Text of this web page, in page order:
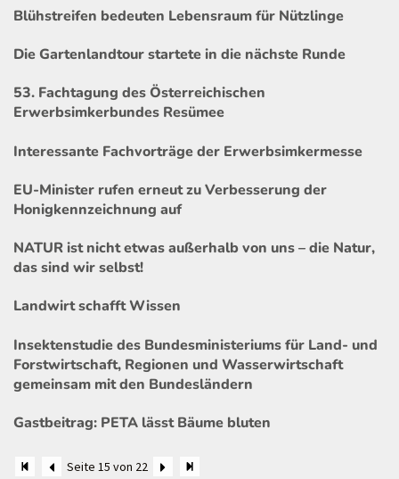
Blühstreifen bedeuten Lebensraum für Nützlinge
Die Gartenlandtour startete in die nächste Runde
53. Fachtagung des Österreichischen
Erwerbsimkerbundes Resümee
Interessante Fachvorträge der Erwerbsimkermesse
EU-Minister rufen erneut zu Verbesserung der
Honigkennzeichnung auf
NATUR ist nicht etwas außerhalb von uns – die Natur,
das sind wir selbst!
Landwirt schafft Wissen
Insektenstudie des Bundesministeriums für Land- und
Forstwirtschaft, Regionen und Wasserwirtschaft
gemeinsam mit den Bundesländern
Gastbeitrag: PETA lässt Bäume bluten
Seite 15 von 22